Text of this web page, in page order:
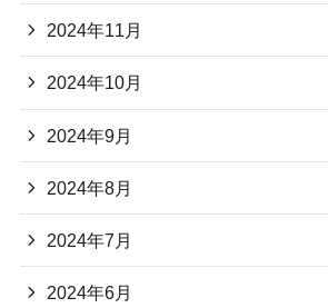
2024年11月
2024年10月
2024年9月
2024年8月
2024年7月
2024年6月